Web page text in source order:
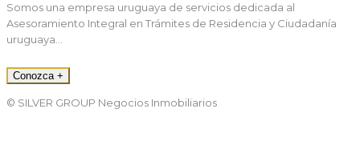
Somos una empresa uruguaya de servicios dedicada al
Asesoramiento Integral en Trámites de Residencia y Ciudadanía
uruguaya...
Conozca +
© SILVER GROUP Negocios Inmobiliarios